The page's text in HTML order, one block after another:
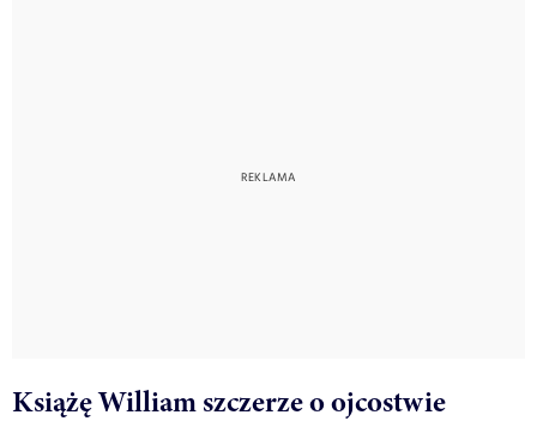
Książę William szczerze o ojcostwie